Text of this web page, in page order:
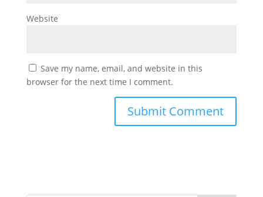
Website
Save my name, email, and website in this
browser for the next time I comment.